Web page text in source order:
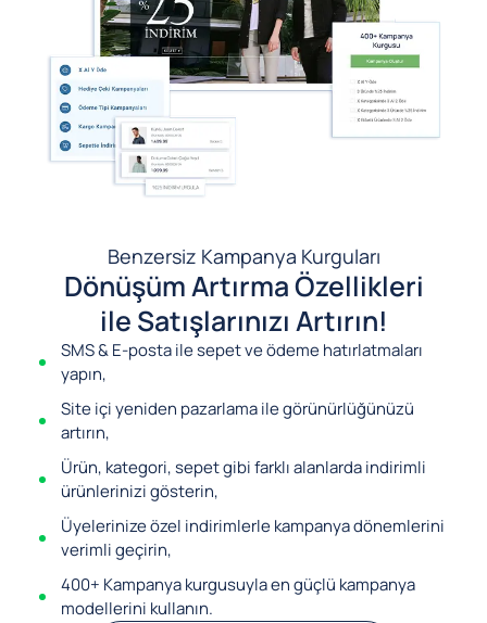
Benzersiz Kampanya Kurguları
Dönüşüm Artırma Özellikleri
ile Satışlarınızı Artırın!
SMS & E-posta ile sepet ve ödeme hatırlatmaları
yapın,
Site içi yeniden pazarlama ile görünürlüğünüzü
artırın,
Ürün, kategori, sepet gibi farklı alanlarda indirimli
ürünlerinizi gösterin,
Üyelerinize özel indirimlerle kampanya dönemlerini
verimli geçirin,
400+ Kampanya kurgusuyla en güçlü kampanya
modellerini kullanın.